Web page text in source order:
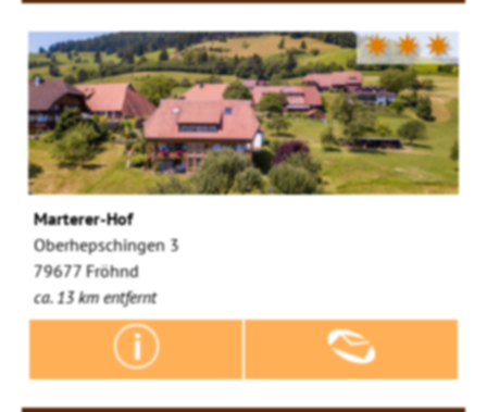
✷✷✷
Marterer-Hof
Oberhepschingen 3
79677 Fröhnd
ca. 13 km entfernt